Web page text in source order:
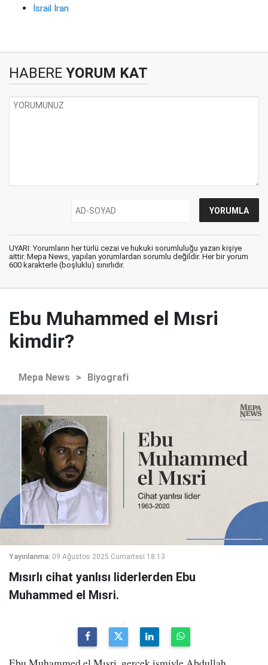
İsrail İran
HABERE YORUM KAT
UYARI: Yorumların her türlü cezai ve hukuki sorumluluğu yazan kişiye
aittir. Mepa News, yapılan yorumlardan sorumlu değildir. Her bir yorum
600 karakterle (boşluklu) sınırlıdır.
Ebu Muhammed el Mısri
kimdir?
Mepa News > Biyografi
Yayınlanma: 09 Ağustos 2025 Cumartesi 18:13
Mısırlı cihat yanlısı liderlerden Ebu
Muhammed el Mısri.